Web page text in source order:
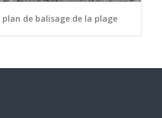
plan de balisage de la plage